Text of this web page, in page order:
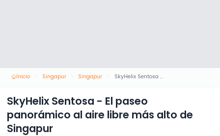
Inicio Singapur Singapur SkyHelix Sentosa - El paseo panorámico al aire libre más alto de Singapur
SkyHelix Sentosa - El paseo
panorámico al aire libre más alto de
Singapur